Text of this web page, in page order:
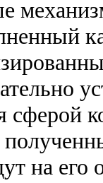
сферой
на его